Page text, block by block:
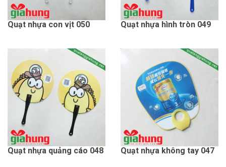
Quạt nhựa con vịt 050 Quạt nhựa hình tròn 049
Quạt nhựa quảng cáo 048 Quạt nhựa không tay 047